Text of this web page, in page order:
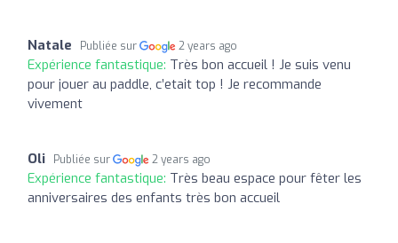
Natale Publiée sur 2 years ago
Expérience fantastique: Très bon accueil ! Je suis venu
pour jouer au paddle, c’etait top ! Je recommande
vivement
Oli Publiée sur 2 years ago
Expérience fantastique: Très beau espace pour fêter les
anniversaires des enfants très bon accueil